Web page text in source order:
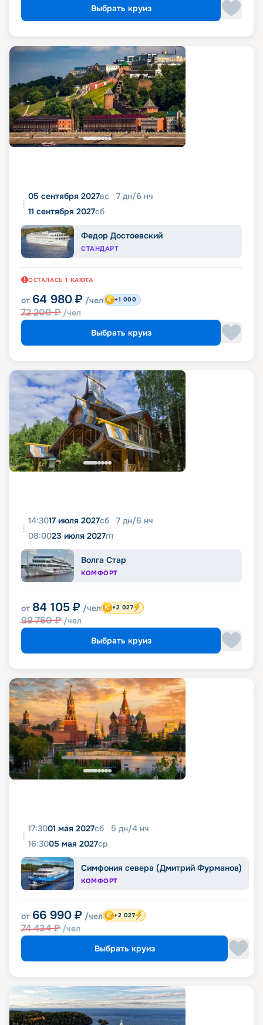
Выбрать круиз
05 сентября 2027вс 7 дн/6 нч
11 сентября 2027сб
Федор Достоевский
СТАНДАРТ
ОСТАЛАСЬ 1 КАЮТА
от 64 980 ₽ /чел
72 200₽ /чел
+1 000
Выбрать круиз
14:3017 июля 2027сб 7 дн/6 нч
08:0023 июля 2027пт
Волга Стар
КОМФОРТ
от 84 105 ₽ /чел
99 750₽ /чел
+2 027
Выбрать круиз
17:3001 мая 2027сб 5 дн/4 нч
16:3005 мая 2027ср
Симфония севера (Дмитрий Фурманов)
КОМФОРТ
от 66 990 ₽ /чел
74 434₽ /чел
+2 027
Выбрать круиз